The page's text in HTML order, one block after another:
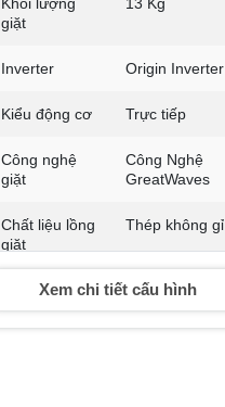
giặt
Inverter Origin Inverter
Kiểu động cơ Trực tiếp
Công nghệ
giặt
Công Nghệ
GreatWaves
Chất liệu lồng
giặt
Thép không gỉ
Bảng điều
khiển
Nút nhấn có
màn hình hiển
thị
Xem chi tiết cấu hình